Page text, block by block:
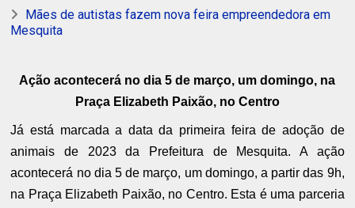
Mães de autistas fazem nova feira empreendedora em
Mesquita
Ação acontecerá no dia 5 de março, um domingo, na
Praça Elizabeth Paixão, no Centro
Já está marcada a data da primeira feira de adoção de
animais de 2023 da Prefeitura de Mesquita. A ação
acontecerá no dia 5 de março, um domingo, a partir das 9h,
na Praça Elizabeth Paixão, no Centro. Esta é uma parceria